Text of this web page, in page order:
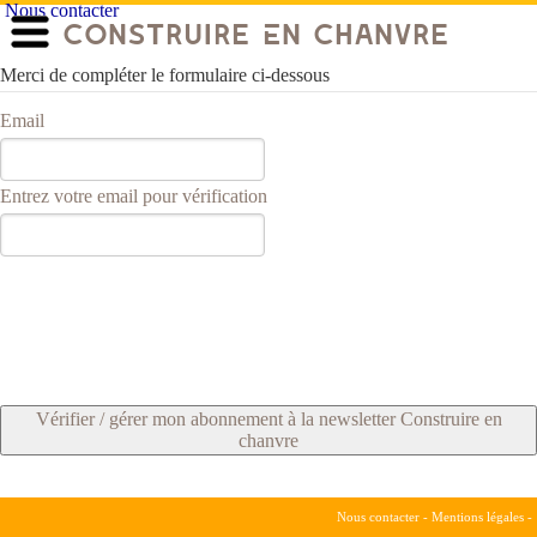
Nous contacter
Construire En Chanvre
Merci de compléter le formulaire ci-dessous
Email
Entrez votre email pour vérification
Vérifier / gérer mon abonnement à la newsletter Construire en
chanvre
- Mentions légales-
Nous contacter